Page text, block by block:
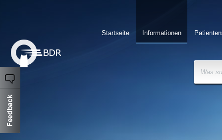
Informationen
Startseite
Was